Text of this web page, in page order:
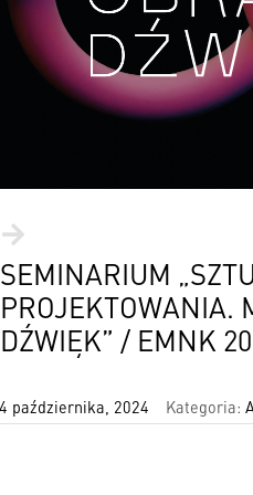
SEMINARIUM
PROJEKTOWANIA.
DŹWIĘK” / EMNK
4 października, 2024 Kategoria: